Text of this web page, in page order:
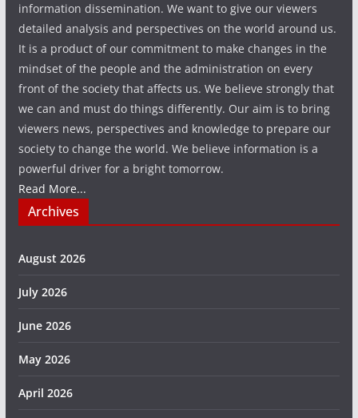
information dissemination. We want to give our viewers
detailed analysis and perspectives on the world around us.
It is a product of our commitment to make changes in the
mindset of the people and the administration on every
front of the society that affects us. We believe strongly that
we can and must do things differently. Our aim is to bring
viewers news, perspectives and knowledge to prepare our
society to change the world. We believe information is a
powerful driver for a bright tomorrow.
Read More...
Archives
August 2026
July 2026
June 2026
May 2026
April 2026